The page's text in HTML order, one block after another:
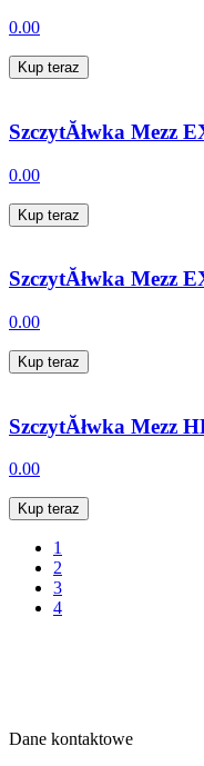
0.00
Kup teraz
SzczytĂłwka Mezz
0.00
Kup teraz
SzczytĂłwka Mezz
0.00
Kup teraz
SzczytĂłwka Mezz
0.00
Kup teraz
1
2
3
4
Dane kontaktowe